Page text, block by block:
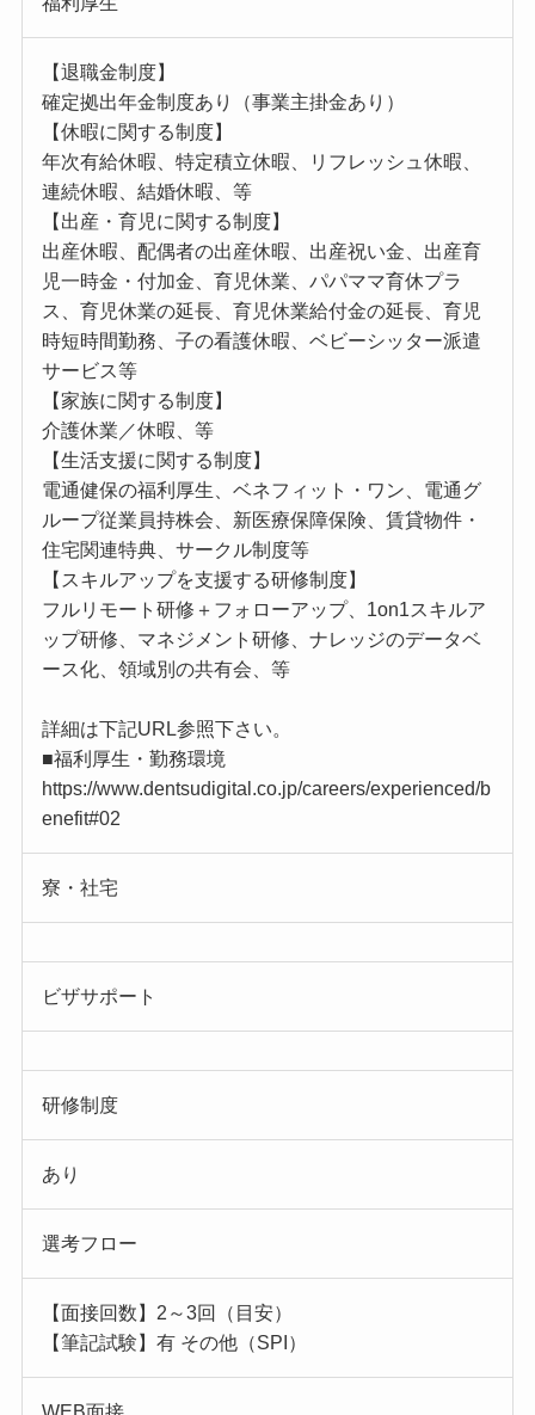
【退職金制度】
確定拠出年金制度あり（事業主掛金あり）
【休暇に関する制度】
年次有給休暇、特定積立休暇、リフレッシュ休暇、
連続休暇、結婚休暇、等
【出産・育児に関する制度】
出産休暇、配偶者の出産休暇、出産祝い金、出産育
児一時金・付加金、育児休業、パパママ育休プラ
ス、育児休業の延長、育児休業給付金の延長、育児
時短時間勤務、子の看護休暇、ベビーシッター派遣
サービス等
【家族に関する制度】
介護休業／休暇、等
【生活支援に関する制度】
電通健保の福利厚生、ベネフィット・ワン、電通グ
ループ従業員持株会、新医療保障保険、賃貸物件・
住宅関連特典、サークル制度等
【スキルアップを支援する研修制度】
フルリモート研修＋フォローアップ、1on1スキルア
ップ研修、マネジメント研修、ナレッジのデータベ
ース化、領域別の共有会、等
詳細は下記URL参照下さい。
■福利厚生・勤務環境
https://www.dentsudigital.co.jp/careers/experienced/b
enefit#02
寮・社宅
ビザサポート
研修制度
あり
選考フロー
【面接回数】2～3回（目安）
【筆記試験】有 その他（SPI）